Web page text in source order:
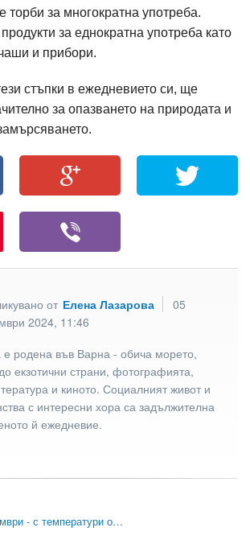
за многократна употреба.
за еднократна употреба като
и прибори.
стъпки в ежедневието си, ще
за опазването на природата и
от Елена Лазарова
05
2024, 11:46
е родена във Варна - обича морето,
екзотични страни, фотографията,
и киното. Социалният живот и
с интересни хора са задължителна
й ежедневие.
- с температури о…